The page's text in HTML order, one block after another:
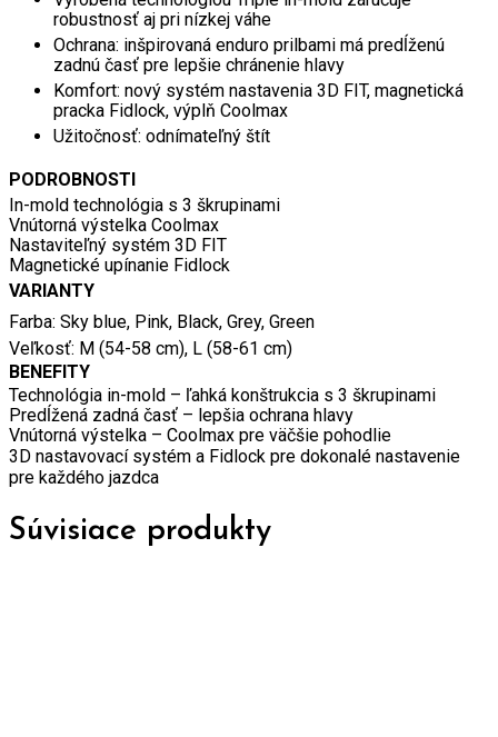
robustnosť aj pri nízkej váhe
Ochrana: inšpirovaná enduro prilbami má predĺženú
zadnú časť pre lepšie chránenie hlavy
Komfort: nový systém nastavenia 3D FIT, magnetická
pracka Fidlock, výplň Coolmax
Užitočnosť: odnímateľný štít
PODROBNOSTI
In-mold technológia s 3 škrupinami
Vnútorná výstelka Coolmax
Nastaviteľný systém 3D FIT
Magnetické upínanie Fidlock
VARIANTY
Farba: Sky blue, Pink, Black, Grey, Green
Veľkosť: M (54-58 cm), L (58-61 cm)
BENEFITY
Technológia in-mold – ľahká konštrukcia s 3 škrupinami
Predĺžená zadná časť – lepšia ochrana hlavy
Vnútorná výstelka – Coolmax pre väčšie pohodlie
3D nastavovací systém a Fidlock pre dokonalé nastavenie
pre každého jazdca
Súvisiace produkty